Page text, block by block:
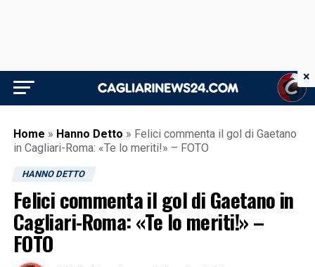
Home » Hanno Detto » Felici commenta il gol di Gaetano
in Cagliari-Roma: «Te lo meriti!» – FOTO
HANNO DETTO
Felici commenta il gol di Gaetano in
Cagliari-Roma: «Te lo meriti!» –
FOTO
×